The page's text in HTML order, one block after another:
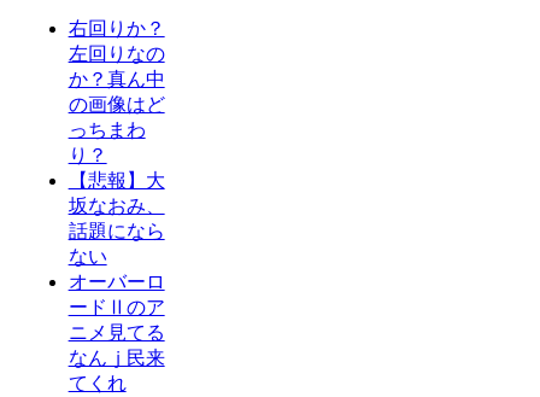
右回りか？
左回りなの
か？真ん中
の画像はど
っちまわ
り？
【悲報】大
坂なおみ、
話題になら
ない
オーバーロ
ードⅡのア
ニメ見てる
なんｊ民来
てくれ